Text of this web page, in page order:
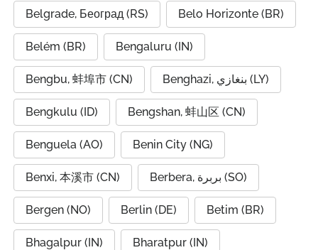
Belgrade, Београд (RS) Belo Horizonte (BR)
Belém (BR) Bengaluru (IN)
Bengbu, 蚌埠市 (CN) Benghazi, بنغازي (LY)
Bengkulu (ID) Bengshan, 蚌山区 (CN)
Benguela (AO) Benin City (NG)
Benxi, 本溪市 (CN) Berbera, بربرة (SO)
Bergen (NO) Berlin (DE) Betim (BR)
Bhagalpur (IN) Bharatpur (IN)